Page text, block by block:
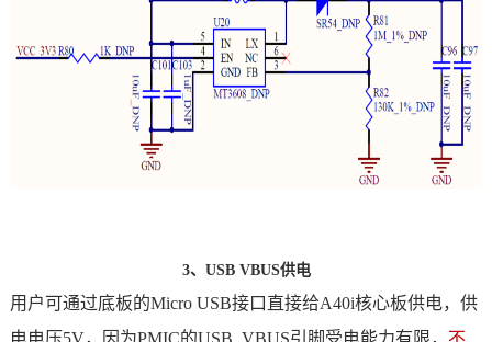
3、USB VBUS供电
用户可通过底板的Micro USB接口直接给A40i核心板供电，供